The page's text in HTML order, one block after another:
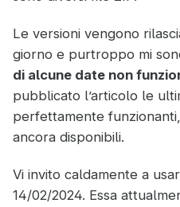
Le versioni vengono
giorno e purtroppo mi
di alcune date non
pubblicato l’articolo le
perfettamente
ancora disponibili.
Vi invito caldamente a
14/02/2024. Essa